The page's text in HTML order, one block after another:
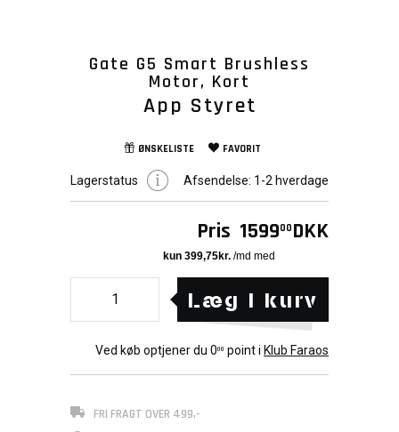
Gate G5 Smart Brushless
Motor, Kort
App Styret
ØNSKELISTE FAVORIT
Lagerstatus Afsendelse: 1-2 hverdage
Pris 159900 DKK
Læg i kurv
Ved køb optjener du 000 point i Klub Faraos
FRI FRAGT OVER 499,-